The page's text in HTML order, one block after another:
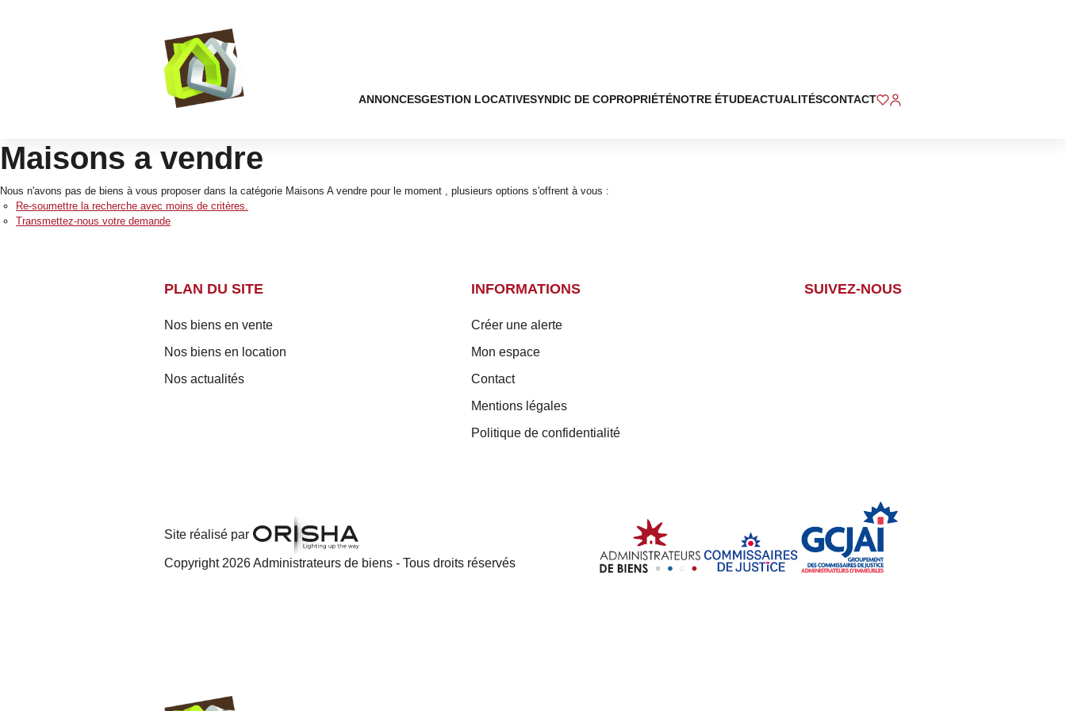
ANNONCESGESTION LOCATIVESYNDIC DE COPROPRIÉTÉNOTRE ÉTUDEACTUALITÉSCONTACT
Maisons a vendre
Nous n'avons pas de biens à vous proposer dans la catégorie Maisons A vendre pour le moment , plusieurs options s'offrent à vous :
Re-soumettre la recherche avec moins de critères.
Transmettez-nous votre demande
PLAN DU SITE
Nos biens en vente
Nos biens en location
Nos actualités
INFORMATIONS
Créer une alerte
Mon espace
Contact
Mentions légales
Politique de confidentialité
SUIVEZ-NOUS
Site réalisé par
Copyright 2026 Administrateurs de biens - Tous droits réservés